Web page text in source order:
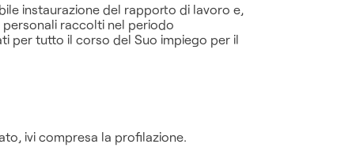
instaurazione del rapporto di lavoro e,
personali raccolti nel periodo
per tutto il corso del Suo impiego per il
ivi compresa la profilazione.